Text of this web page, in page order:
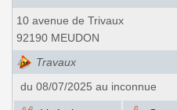
10 avenue de Trivaux
92190 MEUDON
Travaux
du 08/07/2025 au inconnue